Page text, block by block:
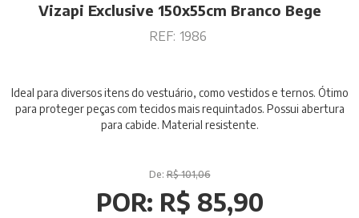
Vizapi Exclusive 150x55cm Branco Bege
REF: 1986
Ideal para diversos itens do vestuário, como vestidos e ternos. Ótimo
para proteger peças com tecidos mais requintados. Possui abertura
para cabide. Material resistente.
De:R$ 101,06
POR: R$ 85,90